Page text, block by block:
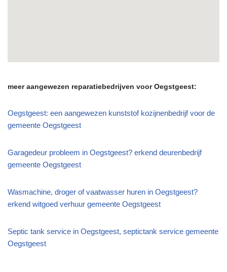
meer aangewezen reparatiebedrijven voor Oegstgeest:
Oegstgeest: een aangewezen kunststof kozijnenbedrijf voor de
gemeente Oegstgeest
Garagedeur probleem in Oegstgeest? erkend deurenbedrijf
gemeente Oegstgeest
Wasmachine, droger of vaatwasser huren in Oegstgeest?
erkend witgoed verhuur gemeente Oegstgeest
Septic tank service in Oegstgeest, septictank service gemeente
Oegstgeest